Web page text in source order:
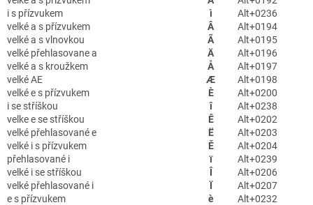
i s přízvukem
ì
Alt+0236
velké a s přízvukem
Â
Alt+0194
velké a s vlnovkou
Ã
Alt+0195
velké přehlasovane a
Ä
Alt+0196
velké a s kroužkem
Å
Alt+0197
velké AE
Æ
Alt+0198
velké e s přízvukem
È
Alt+0200
i se stříškou
î
Alt+0238
velke e se stříškou
Ê
Alt+0202
velké přehlasované e
Ë
Alt+0203
velké i s přízvukem
Ě
Alt+0204
přehlasované i
ï
Alt+0239
velké i se stříškou
Î
Alt+0206
velké přehlasované i
Ï
Alt+0207
e s přízvukem
è
Alt+0232